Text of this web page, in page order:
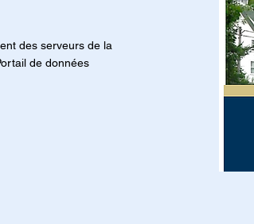
des serveurs de la
de données